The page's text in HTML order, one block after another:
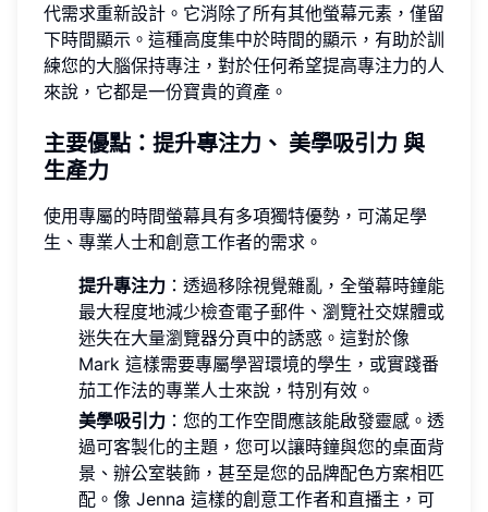
代需求重新設計。它消除了所有其他螢幕元素，僅留
下時間顯示。這種高度集中於時間的顯示，有助於訓
練您的大腦保持專注，對於任何希望提高專注力的人
來說，它都是一份寶貴的資產。
主要優點：提升專注力、 美學吸引力 與
生產力
使用專屬的時間螢幕具有多項獨特優勢，可滿足學
生、專業人士和創意工作者的需求。
提升專注力 ：透過移除視覺雜亂，全螢幕時鐘能
最大程度地減少檢查電子郵件、瀏覽社交媒體或
迷失在大量瀏覽器分頁中的誘惑。這對於像
Mark 這樣需要專屬學習環境的學生，或實踐番
茄工作法的專業人士來說，特別有效。
美學吸引力 ：您的工作空間應該能啟發靈感。透
過可客製化的主題，您可以讓時鐘與您的桌面背
景、辦公室裝飾，甚至是您的品牌配色方案相匹
配。像 Jenna 這樣的創意工作者和直播主，可